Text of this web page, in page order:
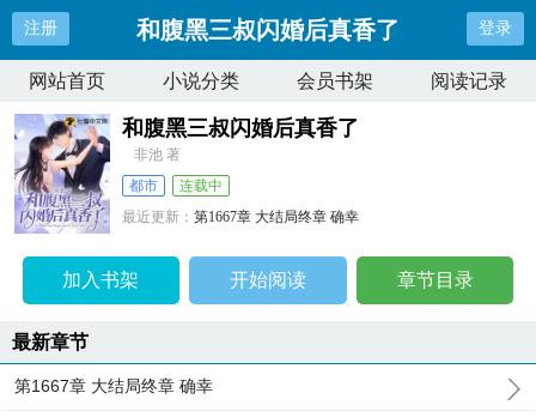
注册 和腹黑三叔闪婚后真香了 登录
网站首页 小说分类 会员书架 阅读记录
和腹黑三叔闪婚后真香了
非池 著
都市
连载中
最近更新：第1667章 大结局终章 确幸
加入书架 开始阅读 章节目录
最新章节
第1667章 大结局终章 确幸